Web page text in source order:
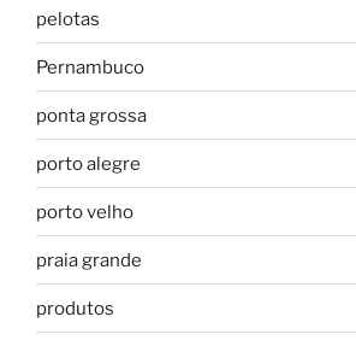
pelotas
Pernambuco
ponta grossa
porto alegre
porto velho
praia grande
produtos